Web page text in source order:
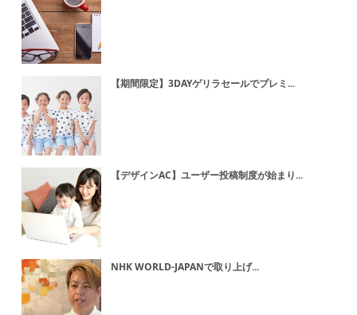
【期間限定】3DAYゲリラセールでプレミ...
【デザインAC】ユーザー投稿制度が始まり...
NHK WORLD-JAPANで取り上げ...